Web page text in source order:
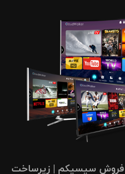
سیسیکم | زیرساخت